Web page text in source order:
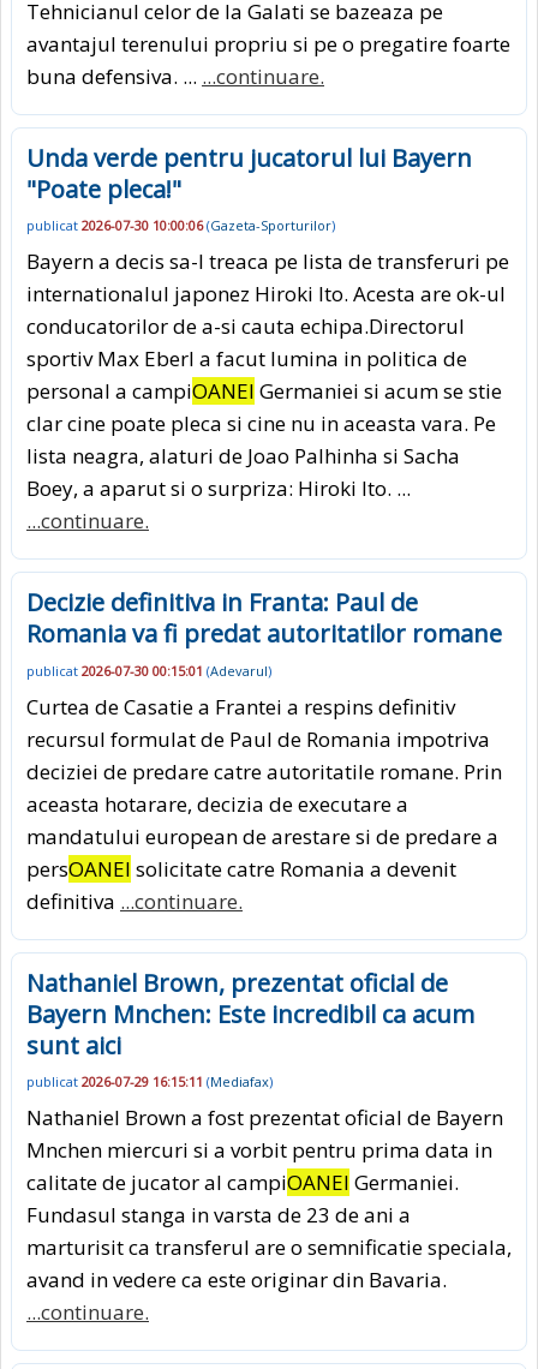
Tehnicianul celor de la Galati se bazeaza pe
avantajul terenului propriu si pe o pregatire foarte
buna defensiva. ... ...continuare.
Unda verde pentru jucatorul lui Bayern
"Poate pleca!"
publicat 2026-07-30 10:00:06(Gazeta-Sporturilor)
Bayern a decis sa-l treaca pe lista de transferuri pe
internationalul japonez Hiroki Ito. Acesta are ok-ul
conducatorilor de a-si cauta echipa.Directorul
sportiv Max Eberl a facut lumina in politica de
personal a campiOANEI Germaniei si acum se stie
clar cine poate pleca si cine nu in aceasta vara. Pe
lista neagra, alaturi de Joao Palhinha si Sacha
Boey, a aparut si o surpriza: Hiroki Ito. ...
...continuare.
Decizie definitiva in Franta: Paul de
Romania va fi predat autoritatilor romane
publicat 2026-07-30 00:15:01 (Adevarul)
Curtea de Casatie a Frantei a respins definitiv
recursul formulat de Paul de Romania impotriva
deciziei de predare catre autoritatile romane. Prin
aceasta hotarare, decizia de executare a
mandatului european de arestare si de predare a
persOANEI solicitate catre Romania a devenit
definitiva ...continuare.
Nathaniel Brown, prezentat oficial de
Bayern Mnchen: Este incredibil ca acum
sunt aici
publicat 2026-07-29 16:15:11 (Mediafax)
Nathaniel Brown a fost prezentat oficial de Bayern
Mnchen miercuri si a vorbit pentru prima data in
calitate de jucator al campiOANEI Germaniei.
Fundasul stanga in varsta de 23 de ani a
marturisit ca transferul are o semnificatie speciala,
avand in vedere ca este originar din Bavaria.
...continuare.